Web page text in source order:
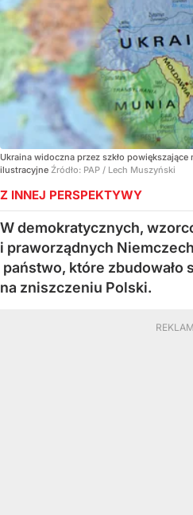
Ukraina widoczna przez szkło powiększające
ilustracyjne Źródło: PAP / Lech Muszyński
Z INNEJ PERSPEKTYWY
W demokratycznych,
i praworządnych
państwo, które zbudowało
na zniszczeniu Polski.